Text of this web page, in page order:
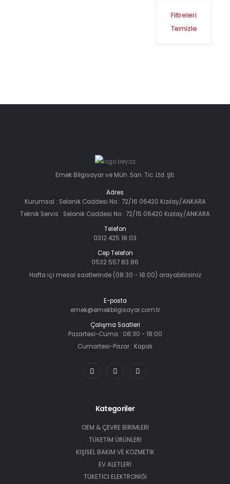
Filtreleri
Temizle
Emek Bilgisayar ve Müh. San. Tic. Ltd. Şti.
Adres
Kurumsal : Selanik Caddesi No : 72/16 06420 Kızılay/ANKARA
Teknik Servis : Selanik Caddesi No : 72/15 06420 Kızılay/ANKARA
Telefon
0312 425 18 03
Cep Telefon
0532 557 83 86
Hafta içi mesai saatlerinde (08:30 - 18:00) arayabilirsiniz
E-posta
emek@emekbilgisayar.com.tr
Çalışma Saatleri
Pazartesi-Cuma : 08:30 - 18:00
Cumartesi-Pazar : Kapalı
Kategoriler
OEM & ÇEVRE BİRİMLERİ
TÜKETİM ÜRÜNLERİ
KİŞİSEL BAKIM VE KOZMETİK
EV ALETLERİ
TÜKETİCİ ELEKTRONİĞİ